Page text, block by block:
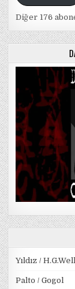
Diğer 176
Yıldız /
Palto / Gogol